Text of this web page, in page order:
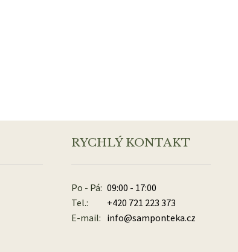
RYCHLÝ KONTAKT
Po - Pá: 09:00 - 17:00
Tel.:
+420 721 223 373
E-mail: info@samponteka.cz